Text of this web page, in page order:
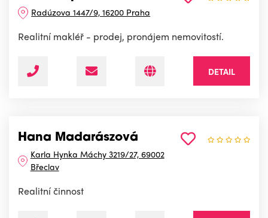
Radúzova 1447/9, 16200 Praha
Realitní makléř - prodej, pronájem nemovitostí.
DETAIL
Hana Madarászová
Karla Hynka Máchy 3219/27, 69002
Břeclav
Realitní činnost